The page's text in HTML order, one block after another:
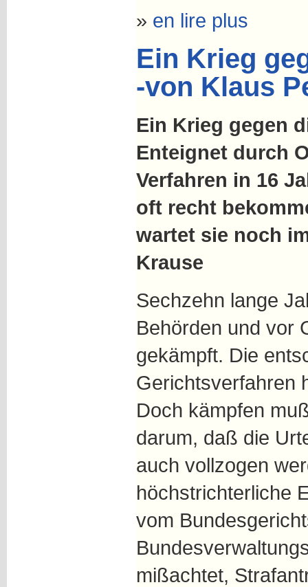
» en lire plus
Ein Krieg
-von Klaus
Ein Krieg gegen
Enteignet durch
Verfahren in 16
oft recht
wartet sie noch
Krause
Sechzehn lange
Behörden und vor
gekämpft. Die
Gerichtsverfahren
Doch kämpfen
darum, daß die
auch vollzogen
höchstrichterliche
vom
mißachtet,